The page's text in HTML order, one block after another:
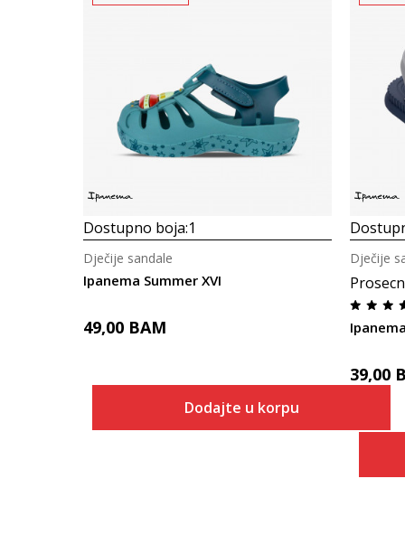
Dostupno boja:1
Ipanema Summer XVI
Dječije sandale
49,00 BAM
Dodajte u korpu
Dječije
39,00